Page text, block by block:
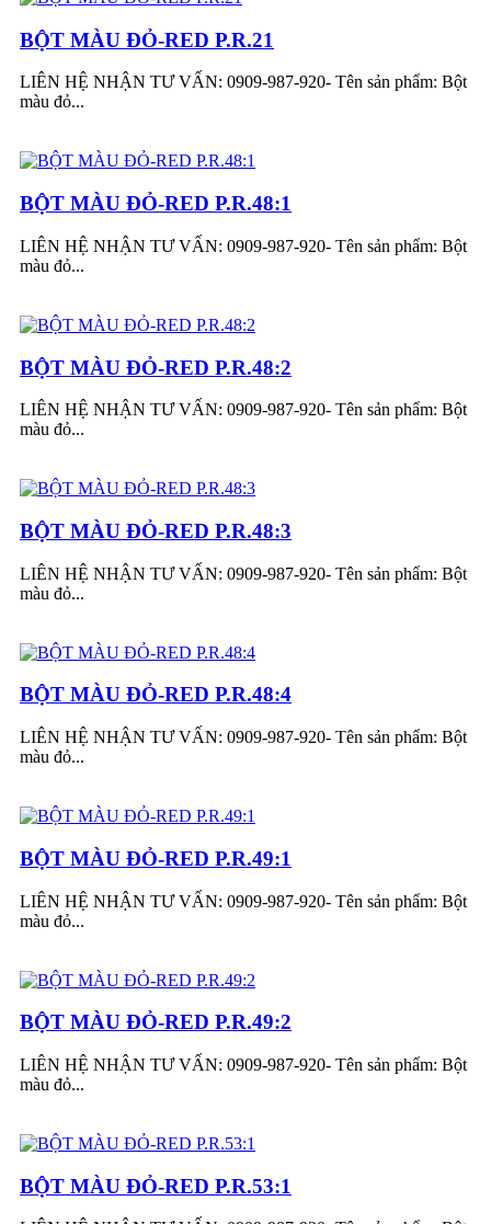
BỘT MÀU ĐỎ-RED P.R.21
LIÊN HỆ NHẬN TƯ VẤN: 0909-987-920- Tên sản phẩm: Bột
màu đỏ...
BỘT MÀU ĐỎ-RED P.R.48:1
LIÊN HỆ NHẬN TƯ VẤN: 0909-987-920- Tên sản phẩm: Bột
màu đỏ...
BỘT MÀU ĐỎ-RED P.R.48:2
LIÊN HỆ NHẬN TƯ VẤN: 0909-987-920- Tên sản phẩm: Bột
màu đỏ...
BỘT MÀU ĐỎ-RED P.R.48:3
LIÊN HỆ NHẬN TƯ VẤN: 0909-987-920- Tên sản phẩm: Bột
màu đỏ...
BỘT MÀU ĐỎ-RED P.R.48:4
LIÊN HỆ NHẬN TƯ VẤN: 0909-987-920- Tên sản phẩm: Bột
màu đỏ...
BỘT MÀU ĐỎ-RED P.R.49:1
LIÊN HỆ NHẬN TƯ VẤN: 0909-987-920- Tên sản phẩm: Bột
màu đỏ...
BỘT MÀU ĐỎ-RED P.R.49:2
LIÊN HỆ NHẬN TƯ VẤN: 0909-987-920- Tên sản phẩm: Bột
màu đỏ...
BỘT MÀU ĐỎ-RED P.R.53:1